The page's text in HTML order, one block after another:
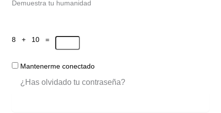
Demuestra tu humanidad
8 + 10 =
Mantenerme conectado
¿Has olvidado tu contraseña?